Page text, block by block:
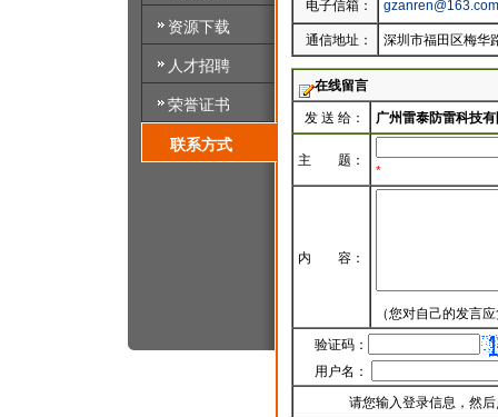
资源下载
人才招聘
荣誉证书
联系方式
电子信箱： gzanren@163.com
通信地址： 深圳市福田区梅华
在线留言
发 送 给： 广州雷泰防雷科技
主 题：
*
内 容：
（您对自己的发言
验证码：
用户名：
请您输入登录信息，然后